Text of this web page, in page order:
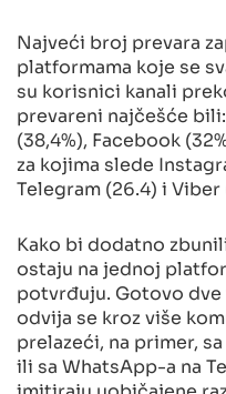
Najveći broj prevara
platformama koje se
su korisnici kanali
prevareni najčešće
(38,4%), Facebook
za kojima slede
Telegram (26.4) i Viber
Kako bi dodatno
ostaju na jednoj
potvrđuju. Gotovo
odvija se kroz više
prelazeći, na primer,
ili sa WhatsApp-a na